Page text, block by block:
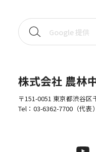
株式会社 農林
〒151-0051 東京都渋谷
Tel： 03-6362-7700（代表）